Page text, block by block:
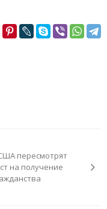
пересмотрят
на получение